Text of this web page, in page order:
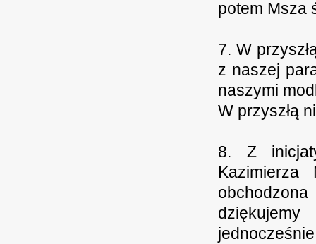
potem Msza
7. W
z naszej
naszymi
W przyszłą
8. Z